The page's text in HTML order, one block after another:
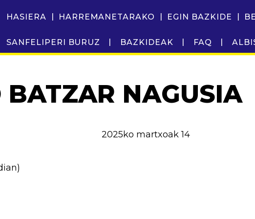
HASIERA HARREMANETARAKO EGIN BAZKIDE
SANFELIPERI BURUZ BAZKIDEAK FAQ
BATZAR NAGUSIA
2025ko martxoak 14